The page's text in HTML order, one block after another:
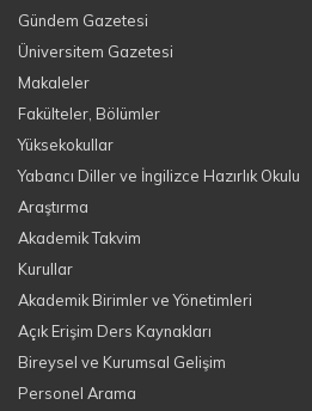
Gündem Gazetesi
Üniversitem Gazetesi
Makaleler
Fakülteler, Bölümler
Yüksekokullar
Yabancı Diller ve İngilizce Hazırlık Okulu
Araştırma
Akademik Takvim
Kurullar
Akademik Birimler ve Yönetimleri
Açık Erişim Ders Kaynakları
Bireysel ve Kurumsal Gelişim
Personel Arama